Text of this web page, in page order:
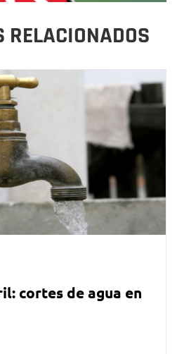
RELACIONADOS
cortes de agua en